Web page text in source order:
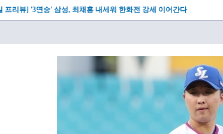
프리뷰] '3연승' 삼성, 최채흥 내세워 한화전 강세 이어간다